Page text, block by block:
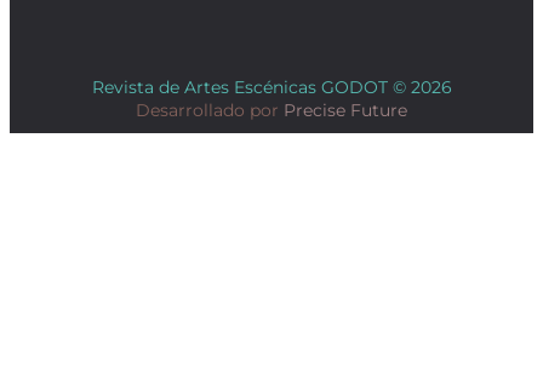
Revista de Artes Escénicas GODOT © 2026
Desarrollado por Precise Future